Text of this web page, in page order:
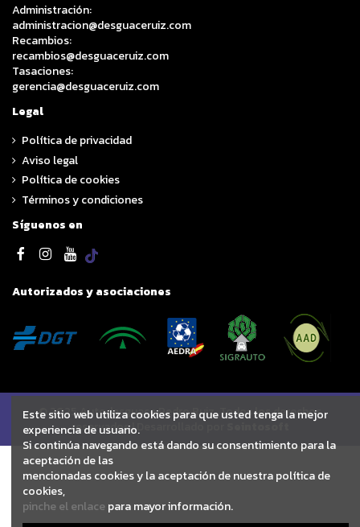
Administración:
administracion@desguaceruiz.com
Recambios:
recambios@desguaceruiz.com
Tasaciones:
gerencia@desguaceruiz.com
Legal
Política de privacidad
Aviso legal
Política de cookies
Términos y condiciones
Síguenos en
Autorizados y asociaciones
© 2025 Autodesguace Pedro Ruiz. Todos los derechos
reservados | Desarrollado por
Este sitio web utiliza cookies para que usted tenga la mejor
experiencia de usuario.
Si continúa navegando está dando su consentimiento para la
aceptación de las
mencionadas cookies y la aceptación de nuestra política de
cookies,
pinche el enlace para mayor información.